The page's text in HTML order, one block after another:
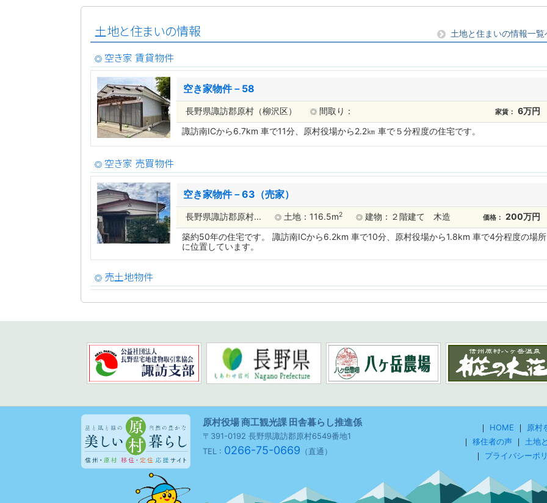
土地と住まいの情報 土地と住まいの情報一覧
◎ 空き家 賃貸物件
空き家物件－58
長野県諏訪郡原村（柳沢区） ◎ 間取り： 家賃： 6万円
諏訪南ICから6.7km 車で11分、原村役場から2.2㎞ 車で５分程度の住宅です。
◎ 空き家 売買物件
空き家物件－63（売家）
長野県諏訪郡原村... ◎ 土地：116.5m2 ◎ 建物：２階建て 木造 価格： 200万円
築約50年の住宅です。 諏訪南ICから6.2km 車で10分、原村役場から1.8km 車で4分程度の場所
に位置しています。
◎ 売土地物件
原村役場 商工観光課 田舎暮らし推進係
〒391-0192 長野県諏訪郡原村6549番地1
TEL : 0266-75-0669 （直通）
｜ HOME ｜ 原村
｜ 移住者の声｜ 土地
｜ プライバシーポ